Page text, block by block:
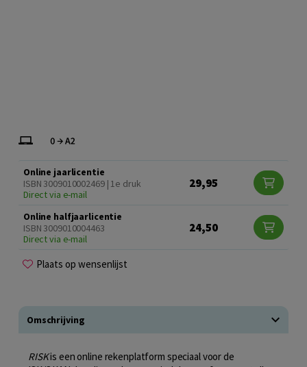
Online jaarlicentie
ISBN 3009010002469 | 1e druk
Direct via e-mail
29,95
Online halfjaarlicentie
ISBN 3009010004463
Direct via e-mail
24,50
Plaats op wensenlijst
Omschrijving
RISKis een online rekenplatform speciaal voor de